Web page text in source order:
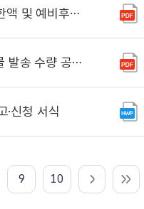
물 발송 수량 공고
송 수량 공고
·신청 서식
9 10